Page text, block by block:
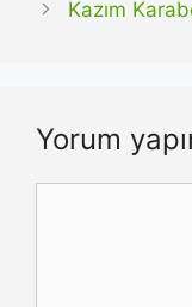
Kazım
Yorum